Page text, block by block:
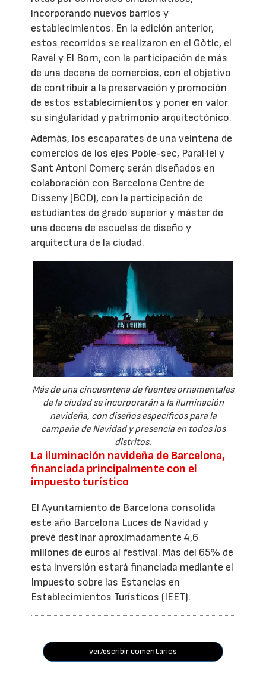
incorporando nuevos barrios y
establecimientos. En la edición anterior,
estos recorridos se realizaron en el Gòtic, el
Raval y El Born, con la participación de más
de una decena de comercios, con el objetivo
de contribuir a la preservación y promoción
de estos establecimientos y poner en valor
su singularidad y patrimonio arquitectónico.
Además, los escaparates de una veintena de
comercios de los ejes Poble-sec, Paral·lel y
Sant Antoni Comerç serán diseñados en
colaboración con Barcelona Centre de
Disseny (BCD), con la participación de
estudiantes de grado superior y máster de
una decena de escuelas de diseño y
arquitectura de la ciudad.
Más de una cincuentena de fuentes ornamentales
de la ciudad se incorporarán a la iluminación
navideña, con diseños específicos para la
campaña de Navidad y presencia en todos los
distritos.
La iluminación navideña de Barcelona,
financiada principalmente con el
impuesto turístico
El Ayuntamiento de Barcelona consolida
este año Barcelona Luces de Navidad y
prevé destinar aproximadamente 4,6
millones de euros al festival. Más del 65% de
esta inversión estará financiada mediante el
Impuesto sobre las Estancias en
Establecimientos Turísticos (IEET).
ver/escribir comentarios